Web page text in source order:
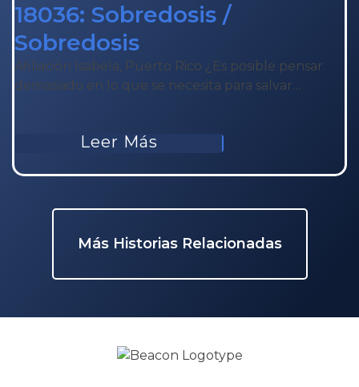
18036: Sobredosis /
Sobredosis
Afiliación Isabela, Puerto Rico ¿Es posible pensar
demasiado en lo que se necesita para salvar…
Leer Más
Más Historias Relacionadas